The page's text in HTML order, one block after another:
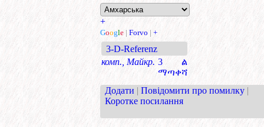
+
Google | Forvo | +
3-D-Referenz
комп., Майкр. 3 ል
ማጣቀሻ
Додати | Повідомити про помилку |
Коротке посилання